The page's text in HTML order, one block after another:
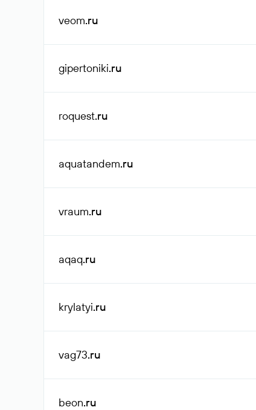
veom.ru
gipertoniki.ru
roquest.ru
aquatandem.ru
vraum.ru
aqaq.ru
krylatyi.ru
vag73.ru
beon.ru